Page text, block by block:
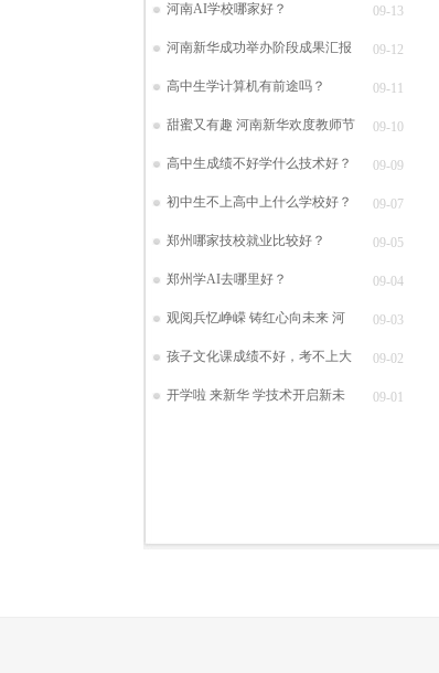
河南AI学校哪家好？ 09-13
河南新华成功举办阶段成果汇报 09-12
高中生学计算机有前途吗？ 09-11
甜蜜又有趣 河南新华欢度教师节 09-10
高中生成绩不好学什么技术好？ 09-09
初中生不上高中上什么学校好？ 09-07
郑州哪家技校就业比较好？ 09-05
郑州学AI去哪里好？ 09-04
观阅兵忆峥嵘 铸红心向未来 河 09-03
孩子文化课成绩不好，考不上大 09-02
开学啦 来新华 学技术开启新未 09-01